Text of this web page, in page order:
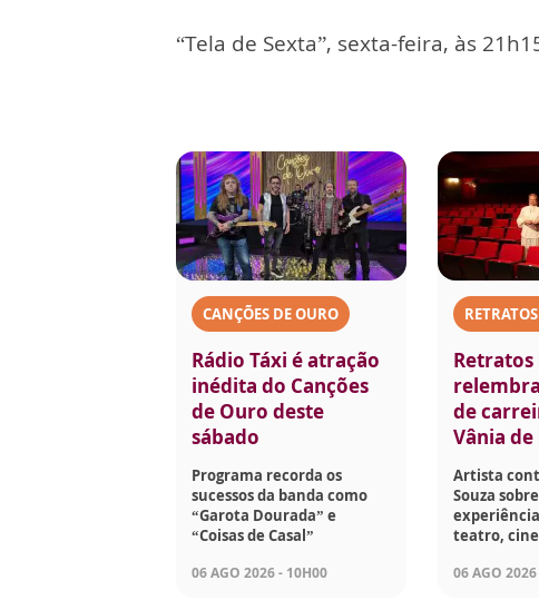
“Tela de Sexta”, sexta-feira, às
CANÇÕES DE OURO
Rádio Táxi é atração
inédita do Canções
de Ouro deste
sábado
Programa recorda os
sucessos da banda como
“Garota Dourada” e
“Coisas de Casal”
06 AGO 2026 - 10H00
Retratos
de
Vânia
Artista
Souza
teatro,
06 AGO